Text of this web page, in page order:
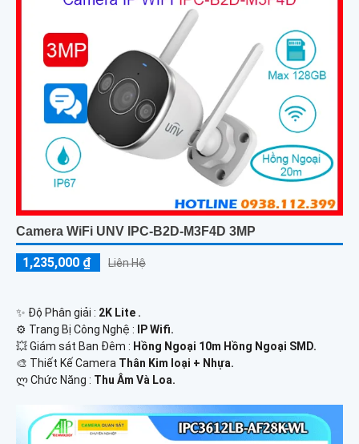
Camera WiFi UNV IPC-B2D-M3F4D 3MP
1,235,000 ₫ Liên Hệ
✨ Độ Phân giải : 2K Lite .
⚙ Trang Bị Công Nghệ : IP Wifi.
💥 Giám sát Ban Đêm : Hồng Ngoại 10m Hồng Ngoại SMD.
🎨 Thiết Kế Camera Thân Kim loại + Nhựa.
️ლ Chức Năng : Thu Âm Và Loa.